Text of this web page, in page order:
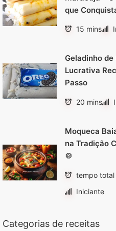
que
15 mins
Geladinho
Lucrativa
Passo
20 mins
Moqueca
na Tradição
🍲
tempo total
Iniciante
Categorias de receitas